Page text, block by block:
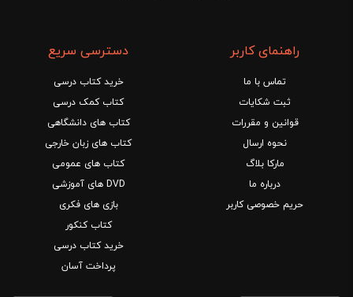
راهنمای کاربر
تماس با ما
ثبت شکایات
قوانین و مقررات
نحوه ارسال
مارکا بلاگ
درباره ما
حریم خصوصی کاربر
دسترسی سریع
خرید کتاب درسی
کتاب کمک درسی
کتاب های دانشگاهی
کتاب های زبان خارجی
کتاب های عمومی
DVD های آموزشی
بازی های فکری
کتاب کنکور
خرید کتاب درسی
پرداخت آسان